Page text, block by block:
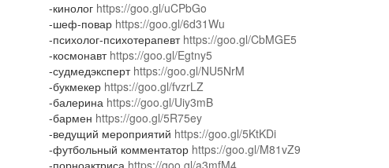
-кинолог https://goo.gl/uCPbGo
-шеф-повар https://goo.gl/6d31Wu
-психолог-психотерапевт https://goo.gl/CbMGE5
-космонавт https://goo.gl/Egtny5
-судмедэксперт https://goo.gl/NU5NrM
-букмекер https://goo.gl/fvzrLZ
-балерина https://goo.gl/Uiy3mB
-бармен https://goo.gl/5R75ey
-ведущий мероприятий https://goo.gl/5KtKDi
-футбольный комментатор https://goo.gl/M81vZ9
-порноактриса https://goo.gl/a3mfM4